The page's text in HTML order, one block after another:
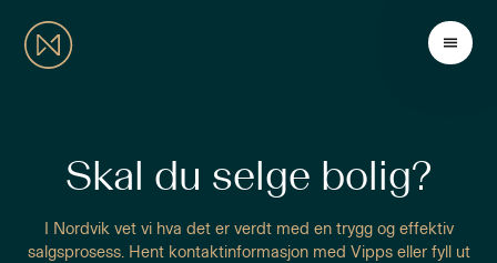
Skal du selge bolig?
I Nordvik vet vi hva det er verdt med en trygg og effektiv
salgsprosess. Hent kontaktinformasjon med Vipps eller fyll ut